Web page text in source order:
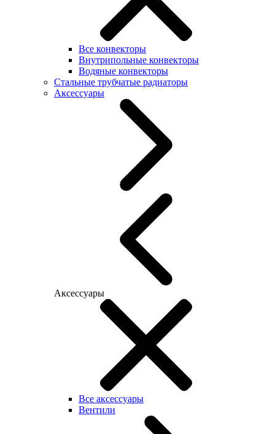
Все конвекторы
Внутрипольные конвекторы
Водяные конвекторы
Стальные трубчатые радиаторы
Аксессуары
Аксессуары
Все аксессуары
Вентили